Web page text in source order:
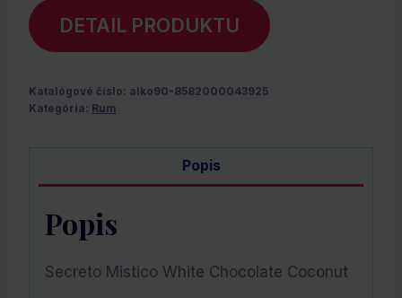
DETAIL PRODUKTU
Katalógové číslo: alko90-8582000043925
Kategória: Rum
Popis
Popis
Secreto Mistico White Chocolate Coconut